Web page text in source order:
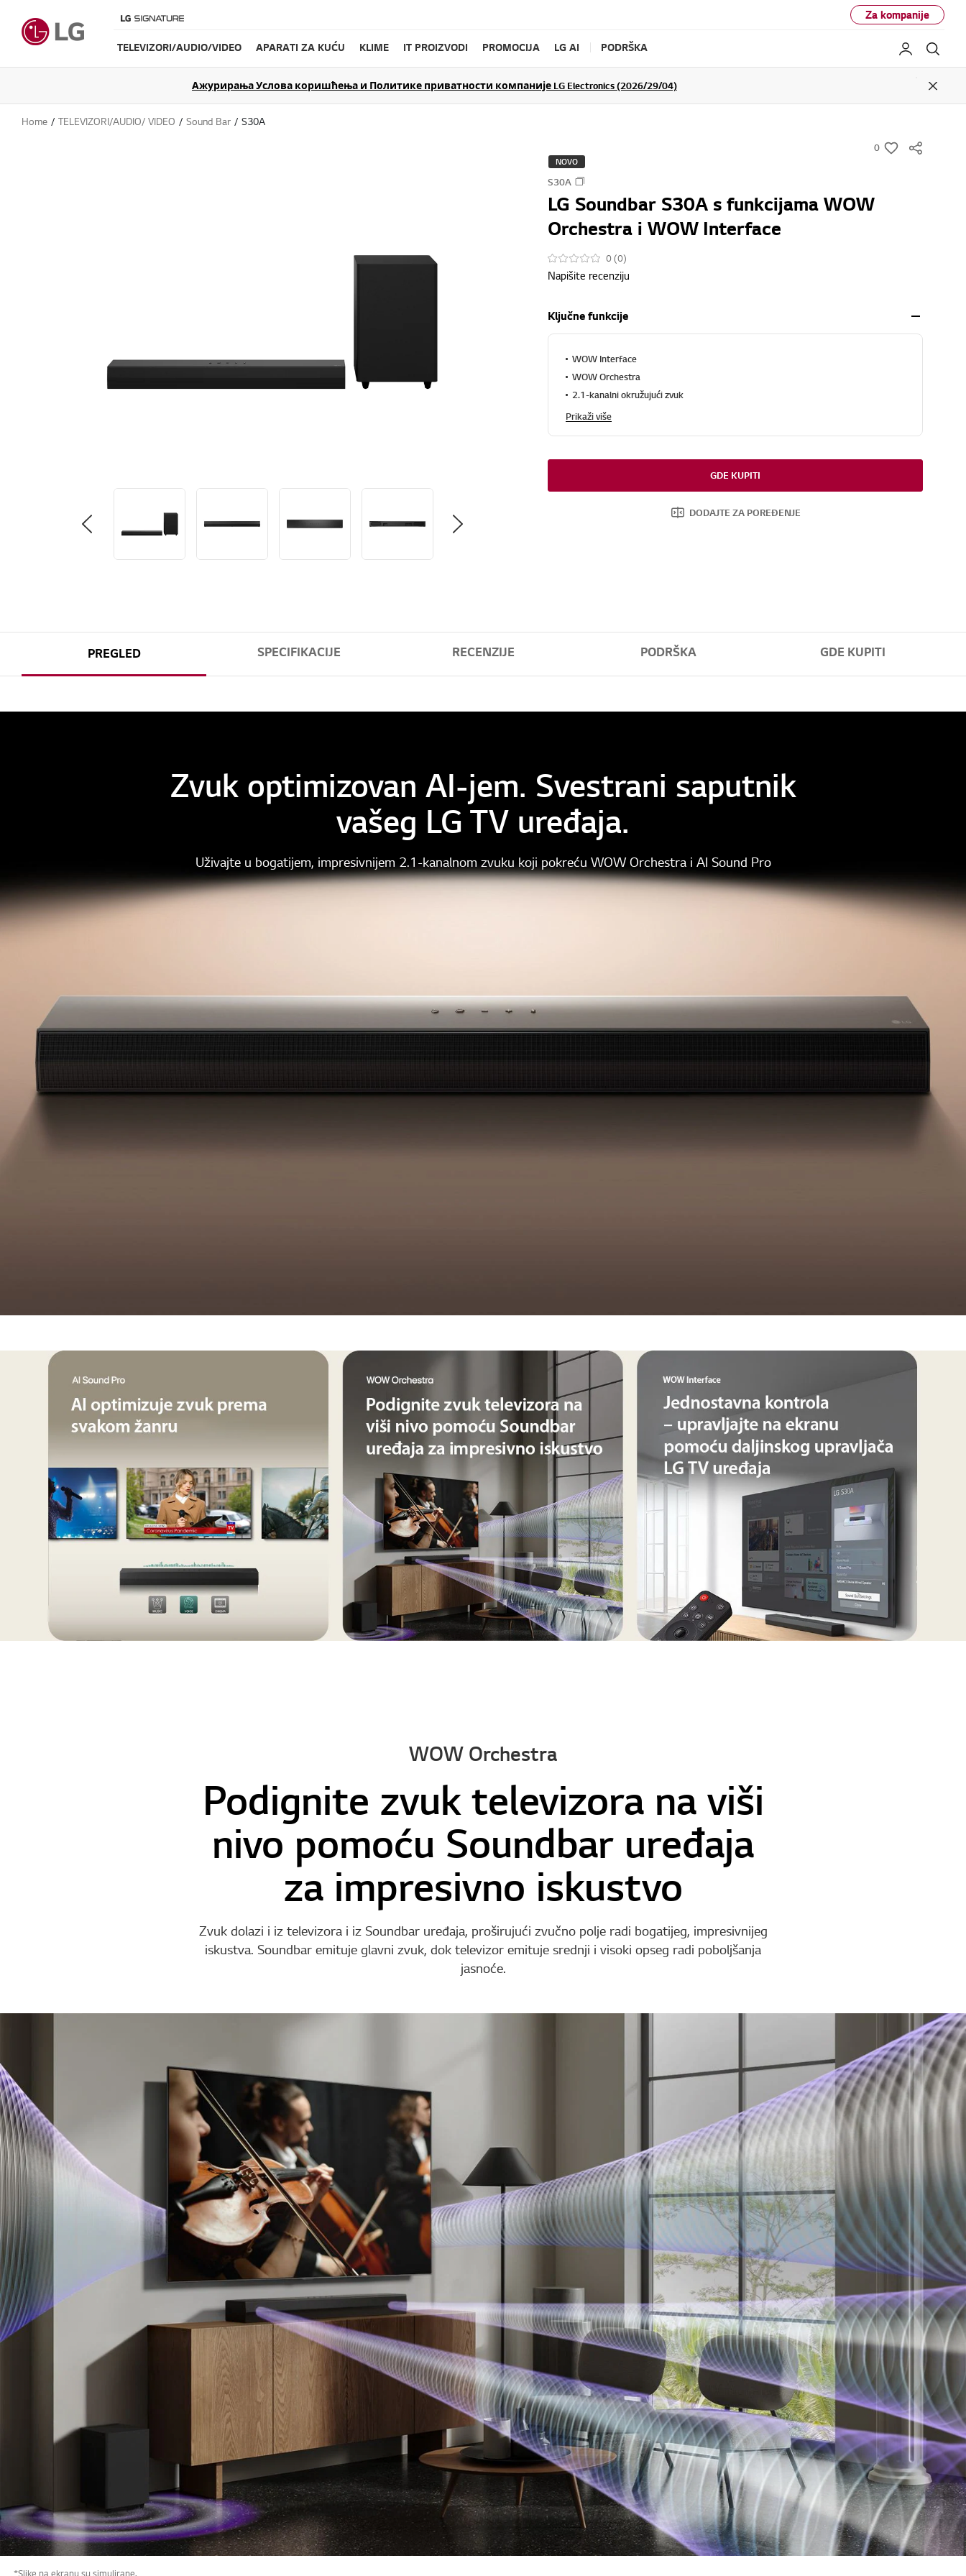
Za kompanije
TELEVIZORI/AUDIO/VIDEO APARATI ZA KUĆU KLIME IT PROIZVODI PROMOCIJA LG AI PODRŠKA Moj LG
Ажурирања Услова коришћења и Политике приватности компаније LG Electronics (2026/29/04)
Close
Home TELEVIZORI/AUDIO/ VIDEO Sound Bar S30A
0
w
NOVO
S30A
LG Soundbar S30A s funkcijama WOW
Orchestra i WOW Interface
0 (0)
Napišite recenziju
Ključne funkcije
WOW Interface
WOW Orchestra
2.1-kanalni okružujući zvuk
Prikaži više
GDE KUPITI
DODAJTE ZA POREĐENJE
PREGLED SPECIFIKACIJE RECENZIJE PODRŠKA GDE KUPITI
Zvuk optimizovan AI-jem. Svestrani saputnik
vašeg LG TV uređaja.
Uživajte u bogatijem, impresivnijem 2.1-kanalnom zvuku koji pokreću WOW Orchestra i AI Sound Pro
WOW Orchestra
Podignite zvuk televizora na viši
nivo pomoću Soundbar uređaja
za impresivno iskustvo
Zvuk dolazi i iz televizora i iz Soundbar uređaja, proširujući zvučno polje radi bogatijeg, impresivnijeg
iskustva. Soundbar emituje glavni zvuk, dok televizor emituje srednji i visoki opseg radi poboljšanja
jasnoće.
*Slike na ekranu su simulirane.